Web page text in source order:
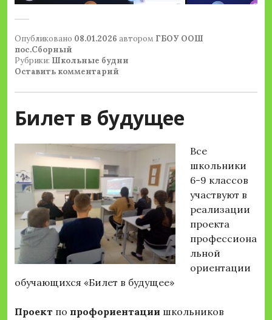
Опубликовано 08.01.2026 автором ГБОУ ООШ
пос.Сборный
Рубрики: Школьные будни
Оставить комментарий
Билет в будущее
Все
школьники
6-9 классов
участвуют в
реализации
проекта
профессиона
льной
ориентации
обучающихся «Билет в будущее»
Проект по профориентации школьников